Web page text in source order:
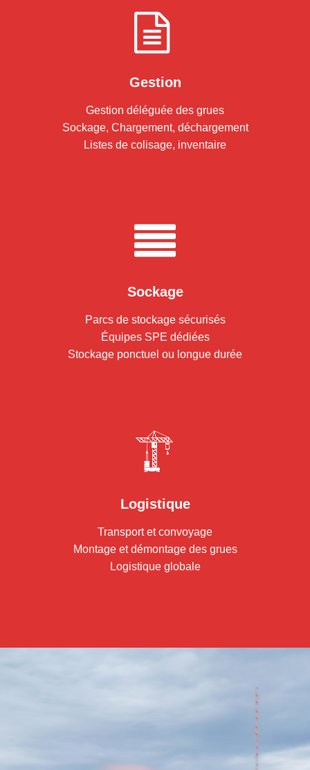
Gestion
Gestion déléguée des grues
Sockage, Chargement, déchargement
Listes de colisage, inventaire
Sockage
Parcs de stockage sécurisés
Équipes SPE dédiées
Stockage ponctuel ou longue durée
Logistique
Transport et convoyage
Montage et démontage des grues
Logistique globale